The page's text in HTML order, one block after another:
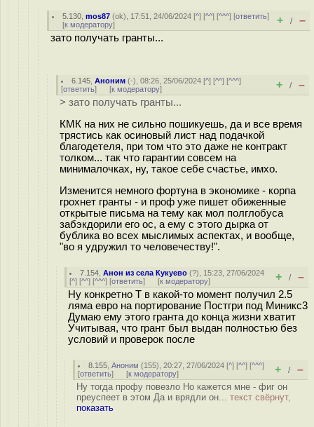
5.130 ,mos87 (ok), 17:51, 24/06/2024 [^] [^^] [^^^] [ответить]
[к модератору] + / –
зато получать гранты...
6.145 ,Аноним (-), 08:26, 25/06/2024 [^] [^^] [^^^]
[ответить] [к модератору] + / –
> зато получать гранты...
КМК на них не сильно пошикуешь, да и все время
трястись как осиновый лист над подачкой
благодетеля, при том что это даже не контракт
толком... так что гарантии совсем на
минималочках, ну, такое себе счастье, имхо.
Изменится немного фортуна в экономике - корпа
грохнет гранты - и проф уже пишет обиженные
открытые письма на тему как мол полглобуса
забэкдорили его ос, а ему с этого дырка от
бублика во всех мыслимых аспектах, и вообще,
"во я удружил то человечеству!".
7.154 ,Анон из села Кукуево (?), 15:23, 27/06/2024
[^] [^^] [^^^] [ответить] [к модератору] + / –
Ну конкретно Т в какой-то момент получил 2.5
ляма евро на портирование Постгри под Миникс3
Думаю ему этого гранта до конца жизни хватит
Учитывая, что грант был выдан полностью без
условий и проверок после
8.155 ,Аноним (155), 20:27, 27/06/2024 [^] [^^] [^^^]
[ответить] [к модератору] + / –
Ну тогда профу повезло Но кажется мне - фиг он
преуспеет в этом Да и врядли он... текст свёрнут,
показать